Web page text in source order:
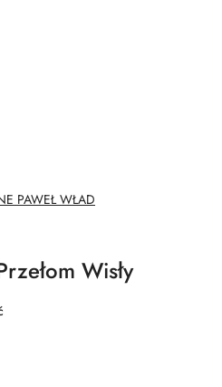
PAWEŁ WŁAD
Wisły